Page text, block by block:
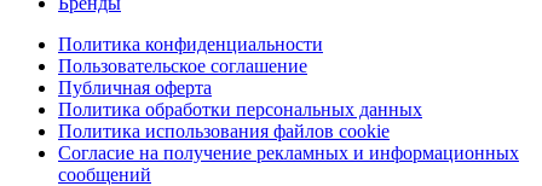
Политика конфиденциальности
Пользовательское соглашение
Публичная оферта
Политика обработки персональных данных
Политика использования файлов cookie
Согласие на получение рекламных и информационных
сообщений